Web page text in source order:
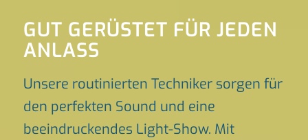
GUT GERÜSTET FÜR JEDEN
ANLASS
Unsere routinierten Techniker sorgen für
den perfekten Sound und eine
beeindruckendes Light-Show. Mit